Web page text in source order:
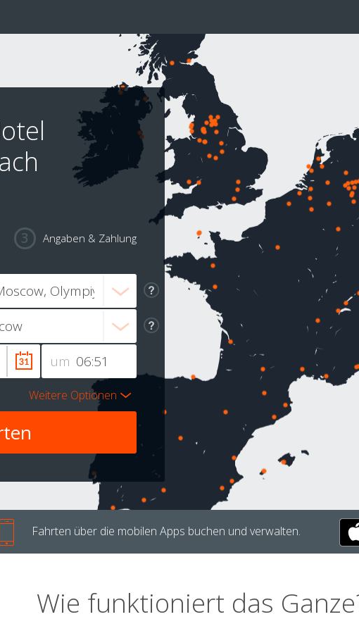
Angaben & Zahlung
um
Weitere Optionen
Fahrten über die mobilen Apps buchen und verwalten.
Wie funktioniert das